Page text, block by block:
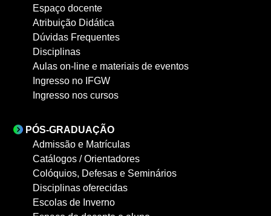
Espaço docente
Atribuição Didática
Dúvidas Frequentes
Disciplinas
Aulas on-line e materiais de eventos
Ingresso no IFGW
Ingresso nos cursos
PÓS-GRADUAÇÃO
Admissão e Matrículas
Catálogos / Orientadores
Colóquios, Defesas e Seminários
Disciplinas oferecidas
Escolas de Inverno